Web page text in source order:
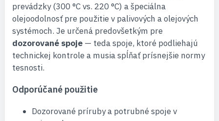
prevádzky (300 °C vs. 220 °C) a špeciálna
olejoodolnosť pre použitie v palivových a olejových
systémoch. Je určená predovšetkým pre
dozorované spoje — teda spoje, ktoré podliehajú
technickej kontrole a musia spĺňať prísnejšie normy
tesnosti.
Odporúčané použitie
Dozorované príruby a potrubné spoje v